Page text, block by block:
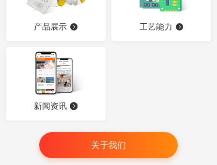
产品展示 工艺能力
新闻资讯
关于我们